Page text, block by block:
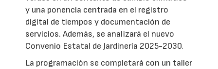
y una ponencia centrada en el registro
digital de tiempos y documentación de
servicios. Además, se analizará el nuevo
Convenio Estatal de Jardinería 2025-2030.
La programación se completará con un taller